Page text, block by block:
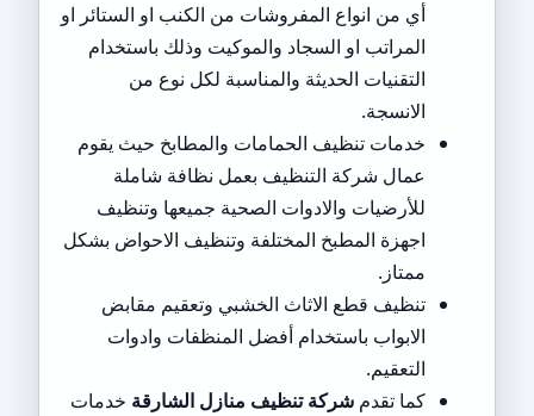
أي من انواع المفروشات من الكنب او الستائر او
المراتب او السجاد والموكيت وذلك باستخدام
التقنيات الحديثة والمناسبة لكل نوع من
الانسجة.
خدمات تنظيف الحمامات والمطابخ حيث يقوم
عمال شركة التنظيف بعمل نظافة شاملة
للأرضيات والادوات الصحية جميعها وتنظيف
اجهزة المطبخ المختلفة وتنظيف الاحواض بشكل
ممتاز.
تنظيف قطع الاثاث الخشبي وتعقيم مقابض
الابواب باستخدام أفضل المنظفات وادوات
التعقيم.
كما تقدم شركة تنظيف منازل الشارقة خدمات